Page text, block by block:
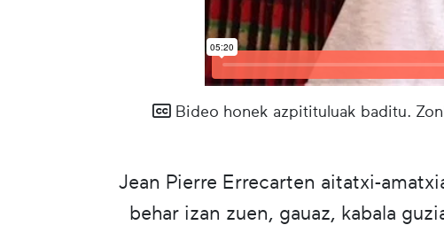
Bideo honek azpitituluak baditu.
Jean Pierre Errecarten aitatxi-
behar izan zuen, gauaz, kabala